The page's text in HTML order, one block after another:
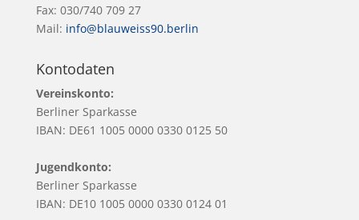
Fax: 030/740 709 27
Mail: info@blauweiss90.berlin
Kontodaten
Vereinskonto:
Berliner Sparkasse
IBAN: DE61 1005 0000 0330 0125 50
Jugendkonto:
Berliner Sparkasse
IBAN: DE10 1005 0000 0330 0124 01